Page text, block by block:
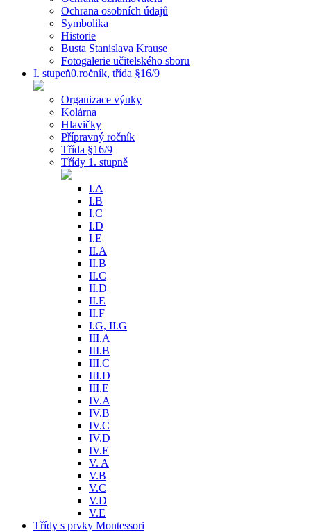
Ochrana osobních údajů
Symbolika
Historie
Busta Stanislava Krause
Fotogalerie učitelského sboru
I. stupeň0.ročník, třída §16/9
Organizace výuky
Kolárna
Hlavičky
Přípravný ročník
Třída §16/9
Třídy 1. stupně
I.A
I.B
I.C
I.D
I.E
II.A
II.B
II.C
II.D
II.E
II.F
I.G, II.G
III.A
III.B
III.C
III.D
III.E
IV.A
IV.B
IV.C
IV.D
IV.E
V. A
V.B
V.C
V.D
V.E
Třídy s prvky Montessori